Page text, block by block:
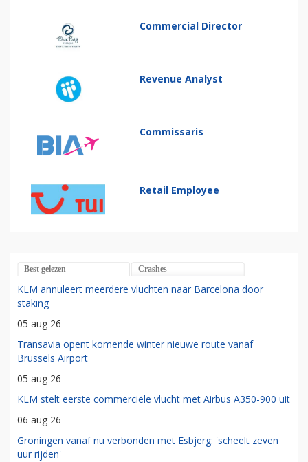
Commercial Director
Revenue Analyst
Commissaris
Retail Employee
Best gelezen Crashes
KLM annuleert meerdere vluchten naar Barcelona door
staking
05 aug 26
Transavia opent komende winter nieuwe route vanaf
Brussels Airport
05 aug 26
KLM stelt eerste commerciële vlucht met Airbus A350-900 uit
06 aug 26
Groningen vanaf nu verbonden met Esbjerg: 'scheelt zeven
uur rijden'